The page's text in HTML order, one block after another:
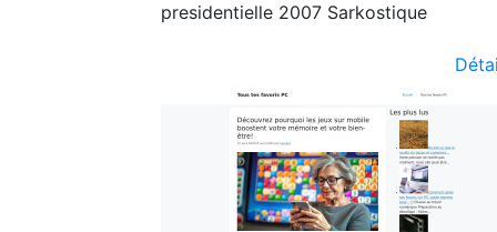
presidentielle 2007 Sarkostique